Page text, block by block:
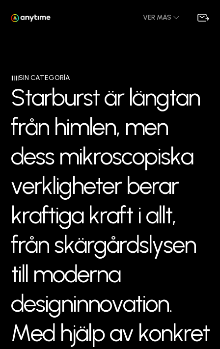
VER MÁS
SIN CATEGORÍA
Starburstär längtan
från himlen, men
dess mikroscopiska
verkligheter berar
kraftiga kraft iallt,
frånskärgårdslysen
till moderna
designinnovation.
Med hjälpav konkret